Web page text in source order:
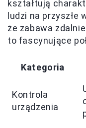
kształtują
ludzi na przyszłe
że zabawa
to fascynujące
Kategoria
Kontrola
urządzenia